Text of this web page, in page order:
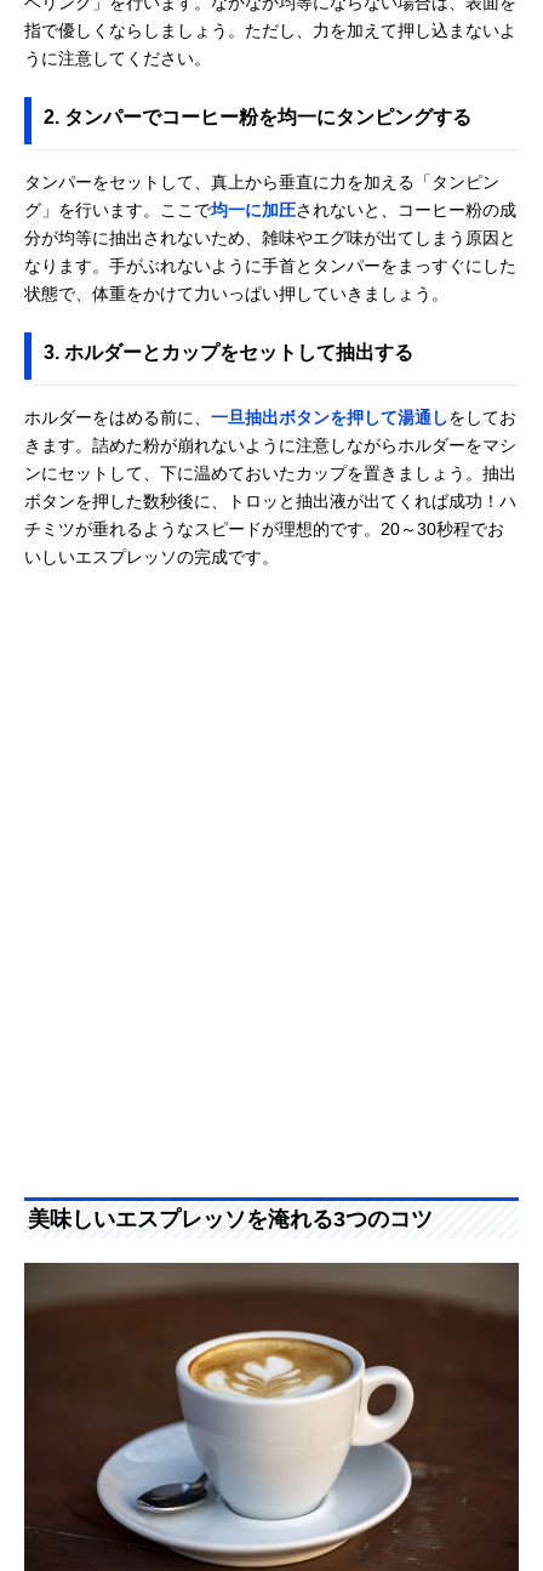
指で優しくならしましょう。ただし、力を加えて押し込まないよ
うに注意してください。
2. タンパーでコーヒー粉を均一にタンピングする
タンパーをセットして、真上から垂直に力を加える「タンピン
グ」を行います。ここで均一に加圧されないと、コーヒー粉の成
分が均等に抽出されないため、雑味やエグ味が出てしまう原因と
なります。手がぶれないように手首とタンパーをまっすぐにした
状態で、体重をかけて力いっぱい押していきましょう。
3. ホルダーとカップをセットして抽出する
ホルダーをはめる前に、 一旦抽出ボタンを押して湯通しをしてお
きます。詰めた粉が崩れないように注意しながらホルダーをマシ
ンにセットして、下に温めておいたカップを置きましょう。抽出
ボタンを押した数秒後に、トロッと抽出液が出てくれば成功！ハ
チミツが垂れるようなスピードが理想的です。20～30秒程でお
いしいエスプレッソの完成です。
美味しいエスプレッソを淹れる3つのコツ